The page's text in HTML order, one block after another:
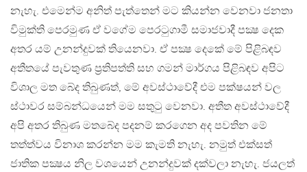
නැහැ. එමෙන්ම අනිත් පැත්තෙන් මට කියන්න වෙනවා ජනතා
විමුක්ති පෙරමුණ ඒ වගේම පෙරටුගාමී සමාජවාදී පක්‍ෂ දෙක
අතර යම් උනන්දුවක් තියෙනවා. ඒ පක්‍ෂ දෙකේ මේ පිළිබඳව
අතීතයේ පැවතුණ ප‍්‍රතිපත්ති සහ ගමන් මාර්ගය පිළිබඳව අපිට
විශාල මත බේද තිබුණත්, මේ අවස්ථාවේදී එම පක්ෂයන් වල
ස්ථාවර සම්බන්ධයෙන් මම සතුටු වෙනවා. අතීත අවස්ථාවේදී
අපි අතර තිබුණ මතබේද පදනම් කරගෙන අද පවතින මේ
තත්ත්වය විනාශ කරන්න මම කැමති නැහැ. නමුත් එක්සත්
ජාතික පක්‍ෂය නිල වශයෙන් උනන්දුවක් දක්වලා නැහැ. ජයලත්